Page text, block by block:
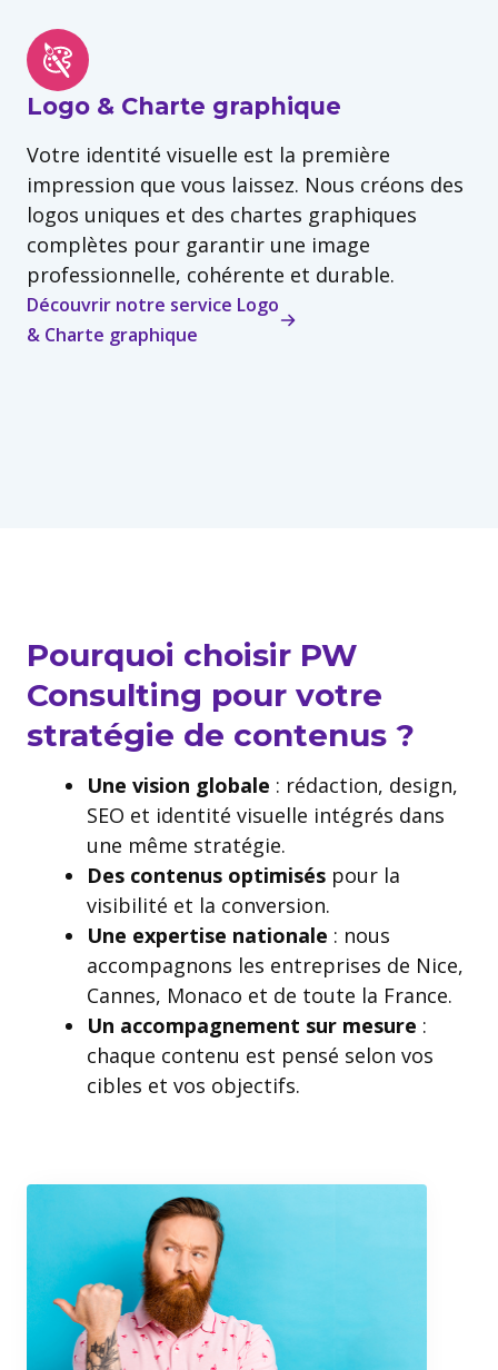
Logo & Charte graphique
Votre identité visuelle est la première
impression que vous laissez. Nous créons des
logos uniques et des chartes graphiques
complètes pour garantir une image
professionnelle, cohérente et durable.
Découvrir notre service Logo
& Charte graphique
Pourquoi choisir PW
Consulting pour votre
stratégie de contenus ?
Une vision globale : rédaction, design,
SEO et identité visuelle intégrés dans
une même stratégie.
Des contenus optimisés pour la
visibilité et la conversion.
Une expertise nationale : nous
accompagnons les entreprises de Nice,
Cannes, Monaco et de toute la France.
Un accompagnement sur mesure :
chaque contenu est pensé selon vos
cibles et vos objectifs.